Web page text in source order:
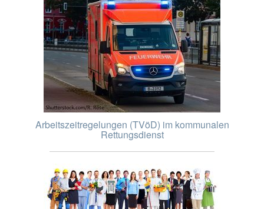
Arbeitszeitregelungen (TVöD) im kommunalen
Rettungsdienst